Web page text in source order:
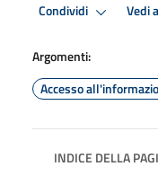
Condividi Vedi
Argomenti:
Accesso
INDICE DELLA